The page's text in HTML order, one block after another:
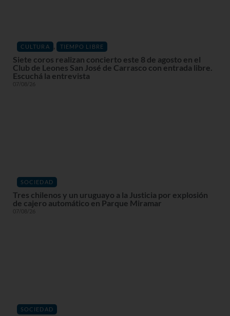
CULTURA , TIEMPO LIBRE
Siete coros realizan concierto este 8 de agosto en el
Club de Leones San José de Carrasco con entrada libre.
Escuchá la entrevista
07/08/26
SOCIEDAD
Tres chilenos y un uruguayo a la Justicia por explosión
de cajero automático en Parque Miramar
07/08/26
SOCIEDAD